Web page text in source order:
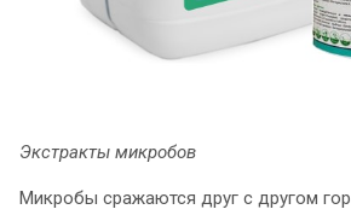
Экстракты микробов
Микробы сражаются друг с другом